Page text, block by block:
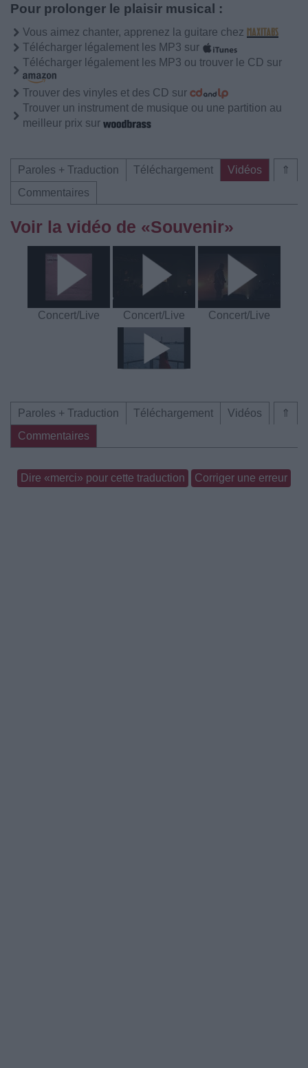
Pour prolonger le plaisir musical :
Vous aimez chanter, apprenez la guitare chez
Télécharger légalement les MP3 sur
Télécharger légalement les MP3 ou trouver le CD sur
Trouver des vinyles et des CD sur
Trouver un instrument de musique ou une partition au
meilleur prix sur
⇑
Paroles + Traduction Téléchargement
Vidéos
Commentaires
Voir la vidéo de «Souvenir»
Concert/Live Concert/Live Concert/Live
⇑
Paroles + Traduction Téléchargement
Vidéos
Commentaires
Dire «merci» pour cette traduction Corriger une erreur